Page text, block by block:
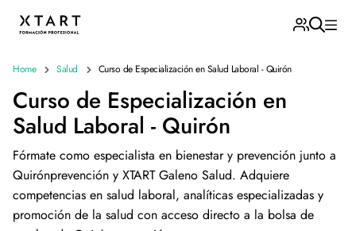
Home Salud Curso de Especialización en Salud Laboral - Quirón
Curso de Especialización en
Salud Laboral - Quirón
Fórmate como especialista en bienestar y prevención junto a
Quirónprevención y XTART Galeno Salud. Adquiere
competencias en salud laboral, analíticas especializadas y
promoción de la salud con acceso directo a la bolsa de